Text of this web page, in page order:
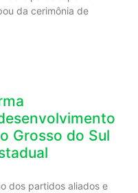
da cerimônia de
Grosso do Sul
dos partidos aliados e